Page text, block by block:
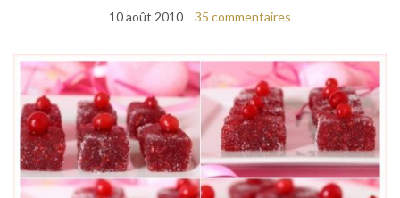
10 août 2010 35 commentaires